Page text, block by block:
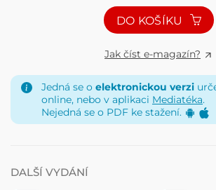
DO KOŠÍKU
Jak číst e-magazín?
Jedná se o elektronickou verzi
online, nebo v aplikaci Mediatéka.
Nejedná se o PDF ke stažení.
DALŠÍ VYDÁNÍ